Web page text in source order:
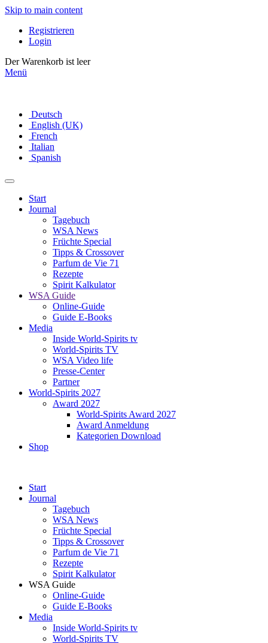
Skip to main content
Registrieren
Login
Der Warenkorb ist leer
Menü
Deutsch
English (UK)
French
Italian
Spanish
Start
Journal
Tagebuch
WSA News
Früchte Special
Tipps & Crossover
Parfum de Vie 71
Rezepte
Spirit Kalkulator
WSA Guide
Online-Guide
Guide E-Books
Media
Inside World-Spirits tv
World-Spirits TV
WSA Video life
Presse-Center
Partner
World-Spirits 2027
Award 2027
World-Spirits Award 2027
Award Anmeldung
Kategorien Download
Shop
Start
Journal
Tagebuch
WSA News
Früchte Special
Tipps & Crossover
Parfum de Vie 71
Rezepte
Spirit Kalkulator
WSA Guide
Online-Guide
Guide E-Books
Media
Inside World-Spirits tv
World-Spirits TV